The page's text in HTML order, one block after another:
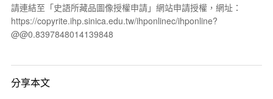
請連結至「史語所藏品圖像授權申請」網站申請授權，網址：
https://copyrite.ihp.sinica.edu.tw/ihponlinec/ihponline?
@@0.8397848014139848
分享本文